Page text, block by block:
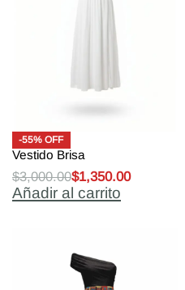
-55% OFF
Vestido Brisa
$3,000.00$1,350.00
Añadir al carrito